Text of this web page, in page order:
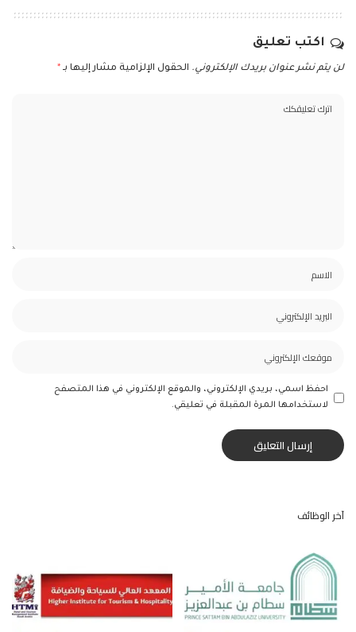
اكتب تعليق
لن يتم نشر عنوان بريدك الإلكتروني. الحقول الإلزامية مشار إليها بـ *
احفظ اسمي، بريدي الإلكتروني، والموقع الإلكتروني في هذا المتصفح
لاستخدامها المرة المقبلة في تعليقي.
آخر الوظائف